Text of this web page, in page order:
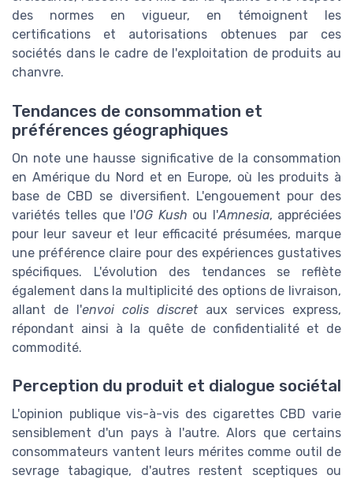
des normes en vigueur, en témoignent les
certifications et autorisations obtenues par ces
sociétés dans le cadre de l'exploitation de produits au
chanvre.
Tendances de consommation et
préférences géographiques
On note une hausse significative de la consommation
en Amérique du Nord et en Europe, où les produits à
base de CBD se diversifient. L'engouement pour des
variétés telles que l'OG Kush ou l'Amnesia, appréciées
pour leur saveur et leur efficacité présumées, marque
une préférence claire pour des expériences gustatives
spécifiques. L'évolution des tendances se reflète
également dans la multiplicité des options de livraison,
allant de l'envoi colis discretaux services express,
répondant ainsi à la quête de confidentialité et de
commodité.
Perception du produit et dialogue sociétal
L'opinion publique vis-à-vis des cigarettes CBD varie
sensiblement d'un pays à l'autre. Alors que certains
consommateurs vantent leurs mérites comme outil de
sevrage tabagique, d'autres restent sceptiques ou